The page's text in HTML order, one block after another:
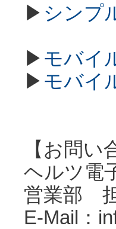
▶ シンプ
▶ モバイ
▶ モバイ
【お問い
ヘルツ電
営業部
E-Mail：